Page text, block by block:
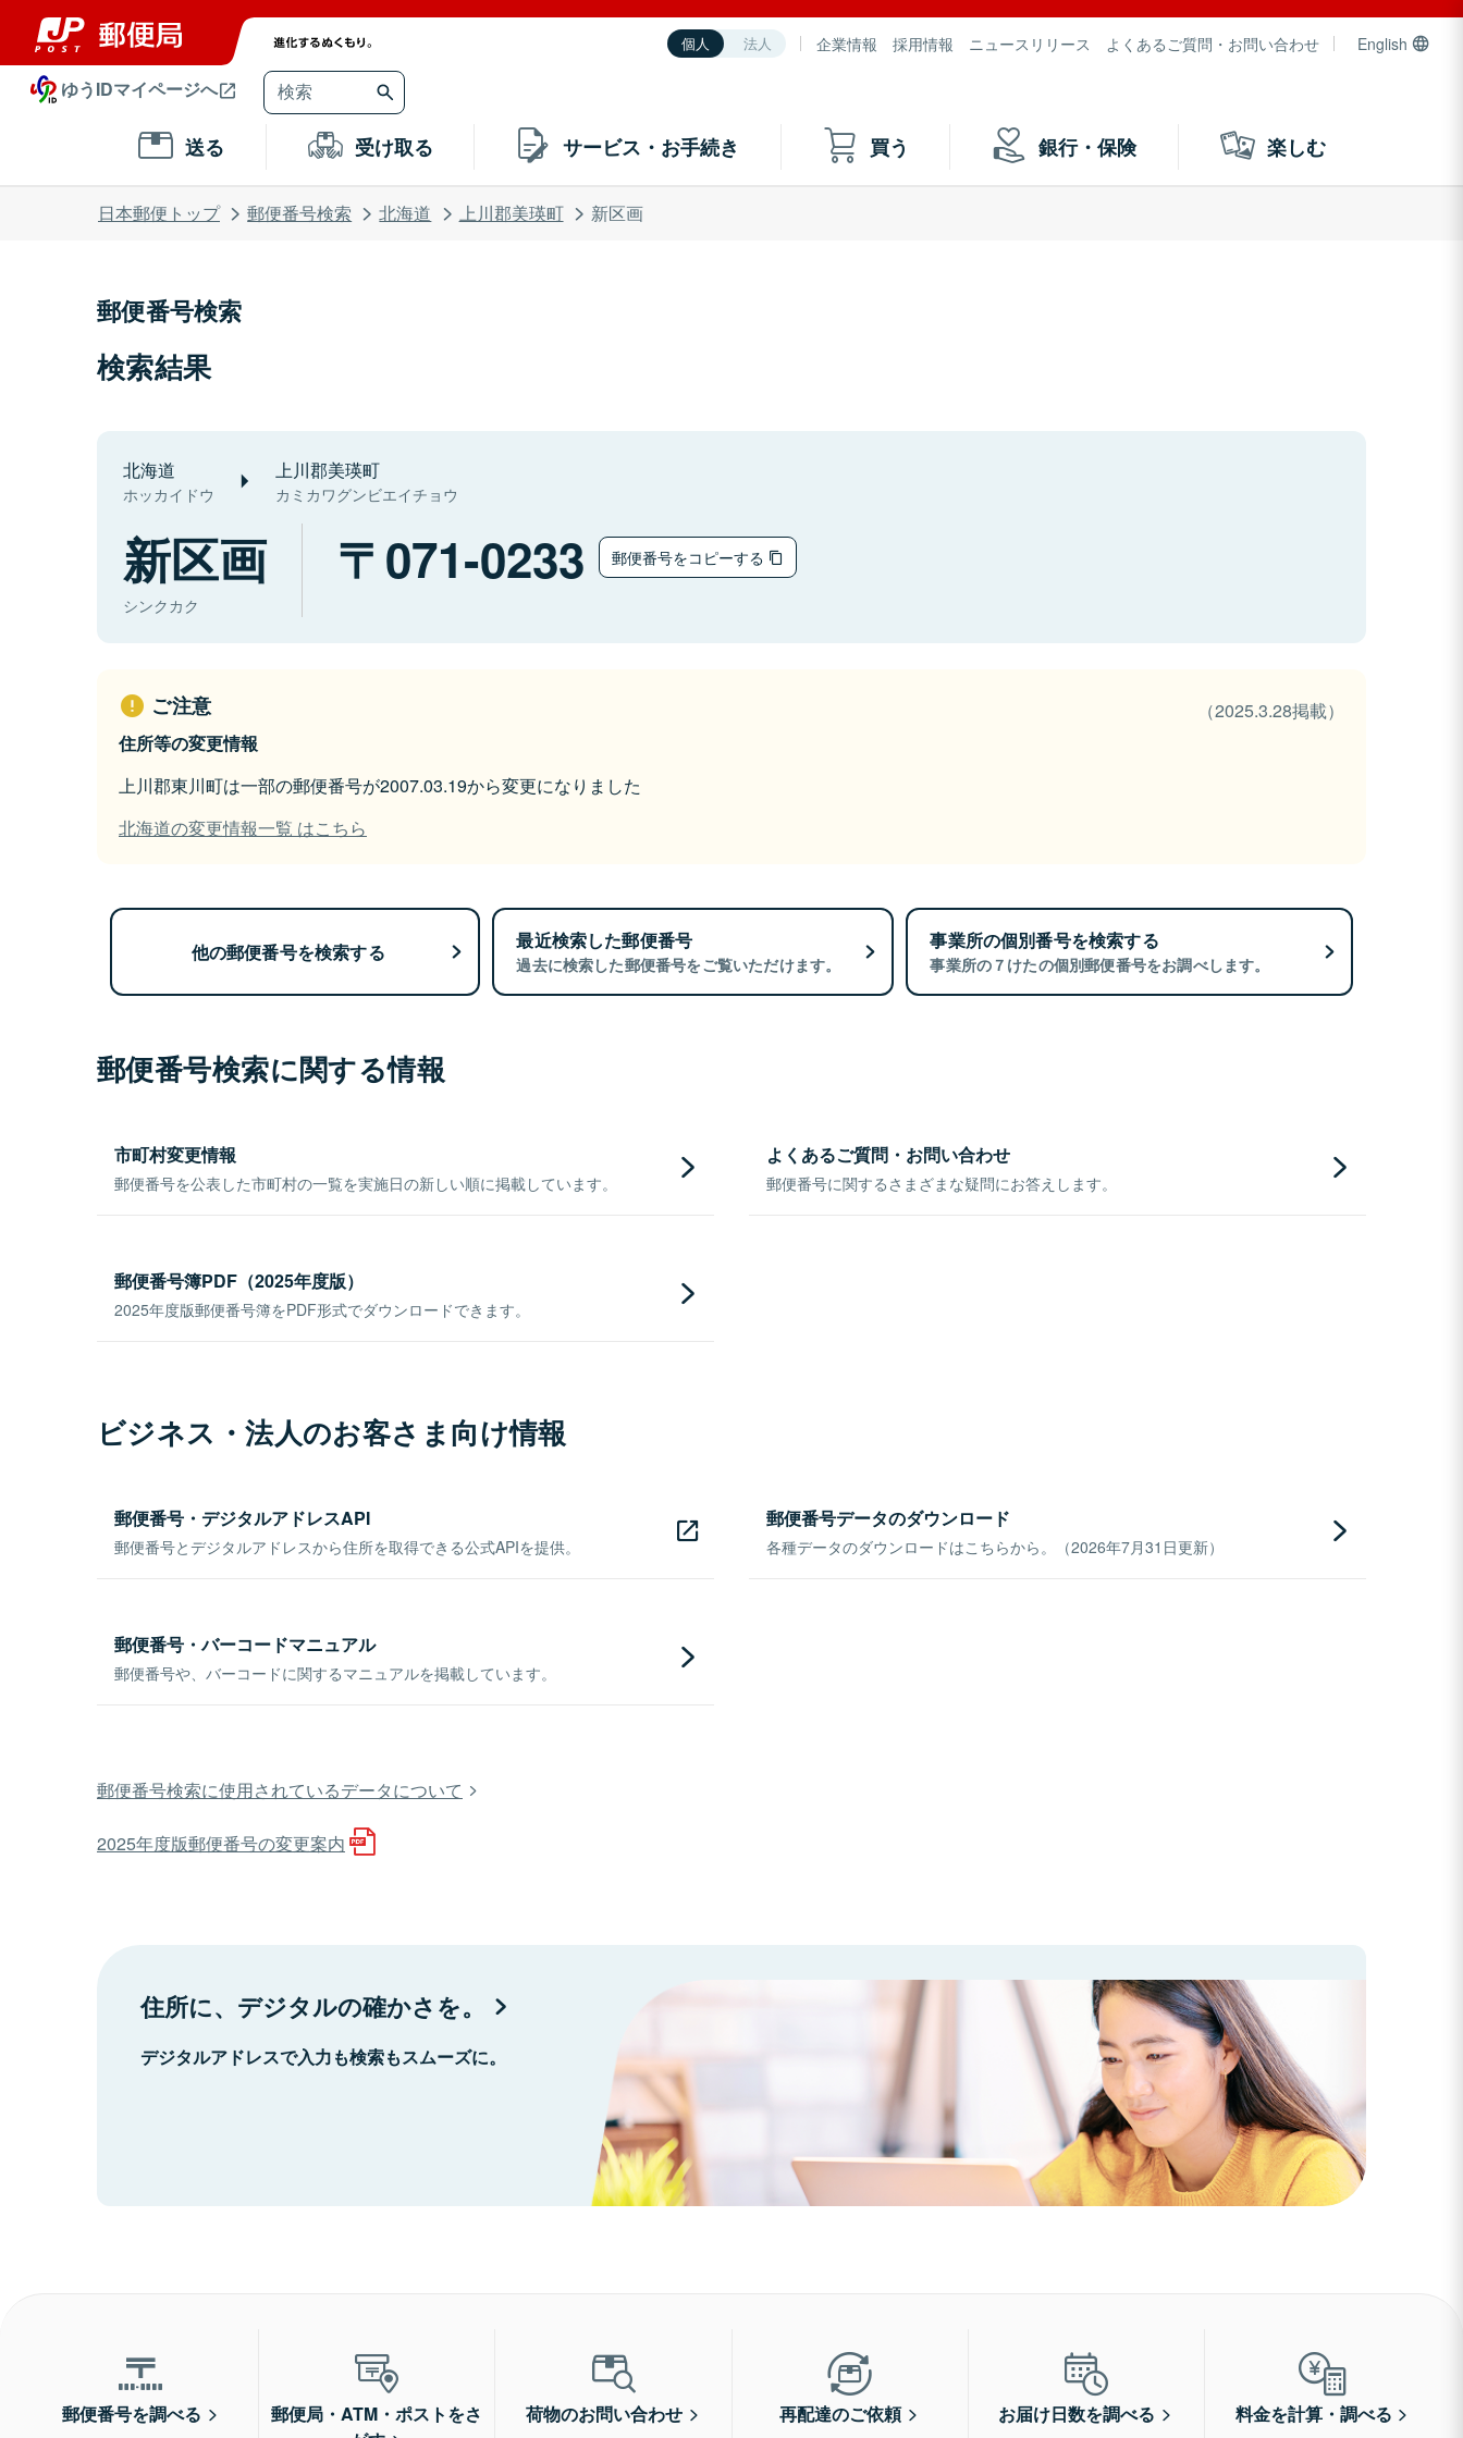
個人 法人 企業情報 採用情報 ニュースリリース よくあるご質問・お問い合わせ English
ゆうIDマイページへ
送る 受け取る サービス・お手続き 買う 銀行・保険 楽しむ
日本郵便トップ 郵便番号検索 北海道 上川郡美瑛町 新区画
郵便番号検索
検索結果
北海道
ホッカイドウ
上川郡美瑛町
カミカワグンビエイチョウ
新区画
シンクカク
071-0233 郵便番号をコピーする
ご注意
（2025.3.28掲載）
住所等の変更情報
上川郡東川町は一部の郵便番号が2007.03.19から変更になりました
北海道の変更情報一覧 はこちら
他の郵便番号を検索する 最近検索した郵便番号
過去に検索した郵便番号をご覧いただけます。
事業所の個別番号を検索する
事業所の７けたの個別郵便番号をお調べします。
郵便番号検索に関する情報
市町村変更情報
郵便番号を公表した市町村の一覧を実施日の新しい順に掲載しています。
よくあるご質問・お問い合わせ
郵便番号に関するさまざまな疑問にお答えします。
郵便番号簿PDF（2025年度版）
2025年度版郵便番号簿をPDF形式でダウンロードできます。
ビジネス・法人のお客さま向け情報
郵便番号・デジタルアドレスAPI
郵便番号とデジタルアドレスから住所を取得できる公式APIを提供。
郵便番号データのダウンロード
各種データのダウンロードはこちらから。（2026年7月31日更新）
郵便番号・バーコードマニュアル
郵便番号や、バーコードに関するマニュアルを掲載しています。
郵便番号検索に使用されているデータについて
2025年度版郵便番号の変更案内
住所に、デジタルの確かさを。
デジタルアドレスで入力も検索もスムーズに。
郵便番号を調べる
郵便局・ATM・ポストをさ
荷物のお問い合わせ 再配達のご依頼 お届け日数を調べる 料金を計算・調べる